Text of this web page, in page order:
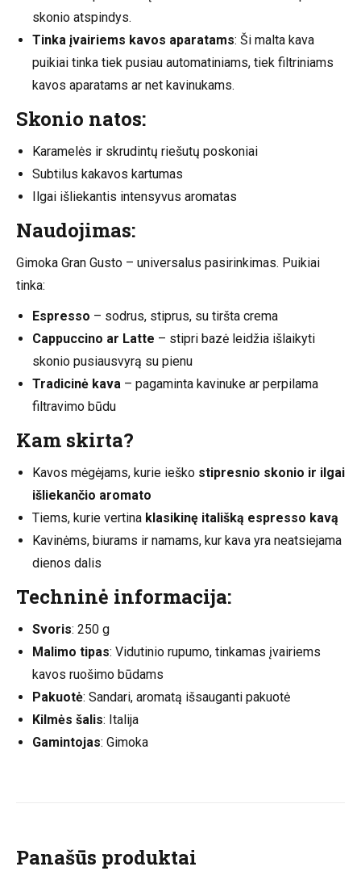
skonio atspindys.
Tinka įvairiems kavos aparatams: Ši malta kava
puikiai tinka tiek pusiau automatiniams, tiek filtriniams
kavos aparatams ar net kavinukams.
Skonio natos:
Karamelės ir skrudintų riešutų poskoniai
Subtilus kakavos kartumas
Ilgai išliekantis intensyvus aromatas
Naudojimas:
Gimoka Gran Gusto – universalus pasirinkimas. Puikiai
tinka:
Espresso – sodrus, stiprus, su tiršta crema
Cappuccino ar Latte – stipri bazė leidžia išlaikyti
skonio pusiausvyrą su pienu
Tradicinė kava – pagaminta kavinuke ar perpilama
filtravimo būdu
Kam skirta?
Kavos mėgėjams, kurie ieško stipresnio skonio ir ilgai
išliekančio aromato
Tiems, kurie vertina klasikinę itališką espresso kavą
Kavinėms, biurams ir namams, kur kava yra neatsiejama
dienos dalis
Techninė informacija:
Svoris: 250 g
Malimo tipas: Vidutinio rupumo, tinkamas įvairiems
kavos ruošimo būdams
Pakuotė: Sandari, aromatą išsauganti pakuotė
Kilmės šalis: Italija
Gamintojas: Gimoka
Panašūs produktai